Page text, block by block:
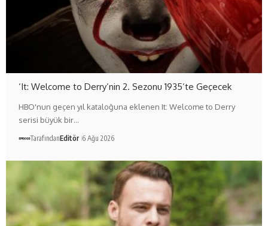
‘It: Welcome to Derry’nin 2. Sezonu 1935’te Geçecek
HBO'nun geçen yıl kataloğuna eklenen It: Welcome to Derry
serisi büyük bir…
TarafındanEditör 6 Ağu 2026